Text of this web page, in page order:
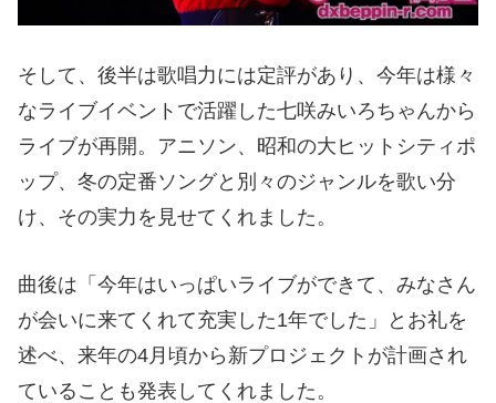
そして、後半は歌唱力には定評があり、今年は様々
なライブイベントで活躍した七咲みいろちゃんから
ライブが再開。アニソン、昭和の大ヒットシティポ
ップ、冬の定番ソングと別々のジャンルを歌い分
け、その実力を見せてくれました。
曲後は「今年はいっぱいライブができて、みなさん
が会いに来てくれて充実した1年でした」とお礼を
述べ、来年の4月頃から新プロジェクトが計画され
ていることも発表してくれました。